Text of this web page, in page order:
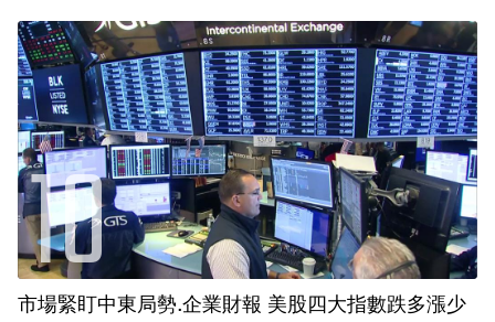
市場緊盯中東局勢.企業財報 美股四大指數跌多漲少